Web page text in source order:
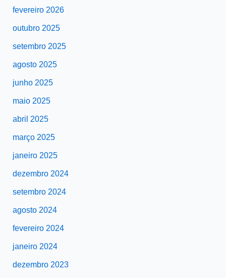
fevereiro 2026
outubro 2025
setembro 2025
agosto 2025
junho 2025
maio 2025
abril 2025
março 2025
janeiro 2025
dezembro 2024
setembro 2024
agosto 2024
fevereiro 2024
janeiro 2024
dezembro 2023